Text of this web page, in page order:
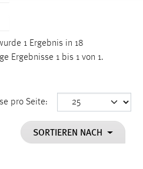
1 Ergebnis in 18
Ergebnisse 1 bis 1 von 1.
pro Seite:
SORTIEREN NACH
die einwandfreie Funktion der
die ausgewählten Einverständnis-